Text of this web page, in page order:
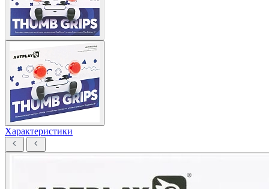
Характеристики